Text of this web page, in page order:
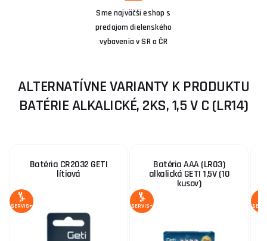
Sme najväčší eshop s
predajom dielenského
vybavenia v SR a ČR
ALTERNATÍVNE VARIANTY K PRODUKTU
BATÉRIE ALKALICKÉ, 2KS, 1,5 V C (LR14)
Batéria CR2032 GETI
lítiová
SERVIS+
Batéria AAA (LR03)
alkalická GETI 1,5V (10
kusov)
SERVIS+